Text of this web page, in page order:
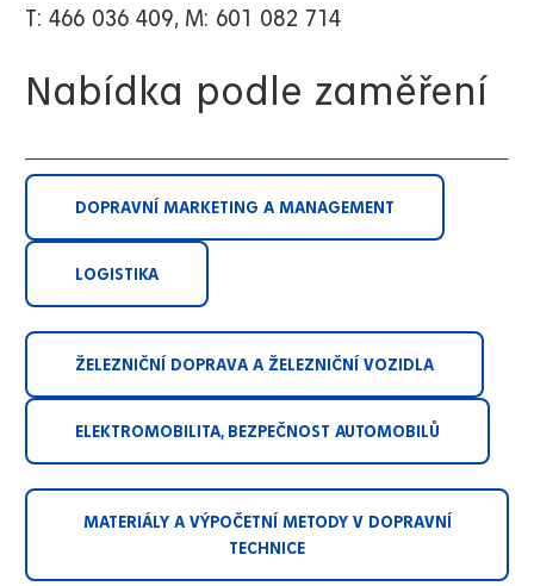
T: 466 036 409, M: 601 082 714
Nabídka podle zaměření
DOPRAVNÍ MARKETING A MANAGEMENT
LOGISTIKA
ŽELEZNIČNÍ DOPRAVA A ŽELEZNIČNÍ VOZIDLA
ELEKTROMOBILITA, BEZPEČNOST AUTOMOBILŮ
MATERIÁLY A VÝPOČETNÍ METODY V DOPRAVNÍ
TECHNICE